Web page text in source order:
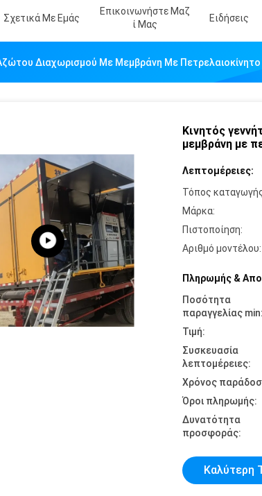
Σχετικά Με Εμάς
Επικοινωνήστε Μαζ
Ί Μας
Ειδήσεις
Διαχωρισμού Με Μεμβράνη Με
Κινητός
μεμβράνη με
Λεπτομέρειες:
Τόπος
Μάρκα:
Πιστοποίηση:
Αριθμό μοντέλου:
Πληρωμής &
Ποσότητα
παραγγελίας min:
Τιμή:
Συσκευασία
λεπτομέρειες:
Χρόνος
Όροι πληρωμής:
Δυνατότητα
προσφοράς:
Καλύτερη